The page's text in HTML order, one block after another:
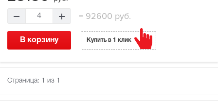
4 = 92600 руб.
В корзину Купить в 1 клик
Страница: 1 из 1